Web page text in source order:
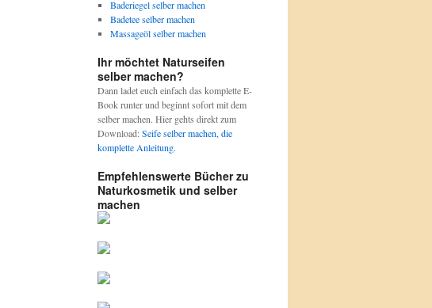
Baderiegel selber machen
Badetee selber machen
Massageöl selber machen
Ihr möchtet Naturseifen
selber machen?
Dann ladet euch einfach das komplette E-
Book runter und beginnt sofort mit dem
selber machen. Hier gehts direkt zum
Download:Seife selber machen, die
komplette Anleitung.
Empfehlenswerte Bücher zu
Naturkosmetik und selber
machen